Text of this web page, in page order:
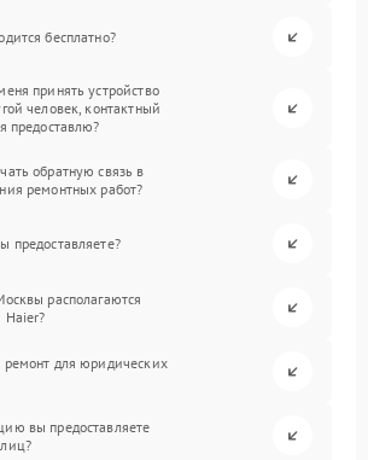
бесплатно?
принять устройство
человек, контактный
предоставлю?
обратную связь в
ремонтных работ?
предоставляете?
располагаются
Haier?
для юридических
вы предоставляете